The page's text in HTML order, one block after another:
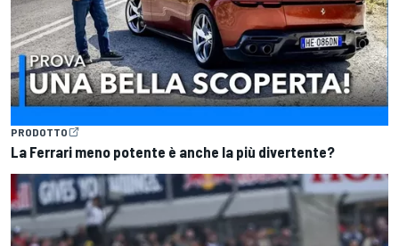
PRODOTTO
La Ferrari meno potente è anche la più divertente?